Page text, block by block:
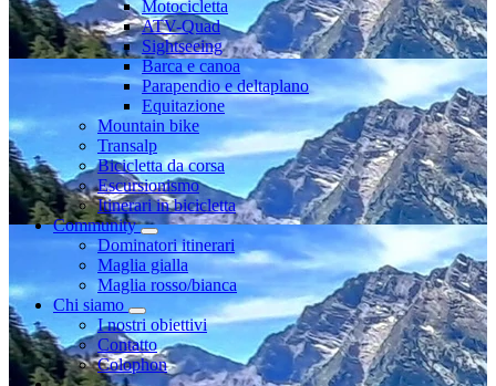
Motocicletta
ATV-Quad
Sightseeing
Barca e canoa
Parapendio e deltaplano
Equitazione
Mountain bike
Transalp
Bicicletta da corsa
Escursionismo
Itinerari in bicicletta
Community
Dominatori itinerari
Maglia gialla
Maglia rosso/bianca
Chi siamo
I nostri obiettivi
Contatto
Colophon